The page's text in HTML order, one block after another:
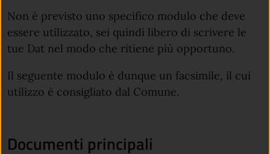
Non è previsto uno specifico modulo che deve
essere utilizzato, sei quindi libero di scrivere le
tue Dat nel modo che ritiene più opportuno.
Il seguente modulo è dunque un facsimile, il cui
utilizzo è consigliato dal Comune.
Documenti principali